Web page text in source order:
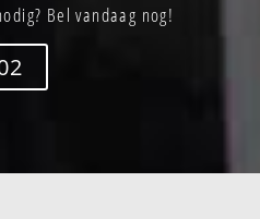
Bel vandaag nog!